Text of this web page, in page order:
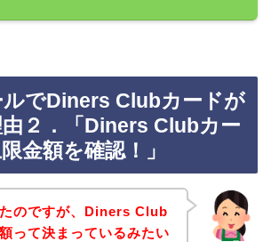
でDiners Clubカードが
２．「Diners Clubカー
金額を確認！」
のですが、Diners Club
って決まっているみたい